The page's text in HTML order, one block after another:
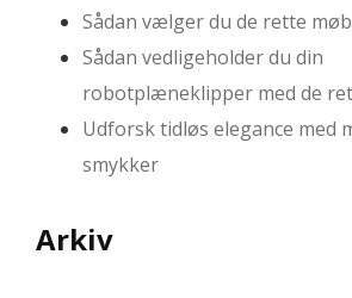
Sådan vælger du de rette
Sådan vedligeholder du din
robotplæneklipper med de
Udforsk tidløs elegance med
smykker
Arkiv